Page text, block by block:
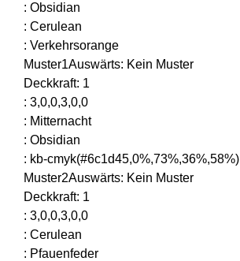
: Obsidian
: Cerulean
: Verkehrsorange
Muster1Auswärts: Kein Muster
Deckkraft: 1
: 3,0,0,3,0,0
: Mitternacht
: Obsidian
: kb-cmyk(#6c1d45,0%,73%,36%,58%)
Muster2Auswärts: Kein Muster
Deckkraft: 1
: 3,0,0,3,0,0
: Cerulean
: Pfauenfeder